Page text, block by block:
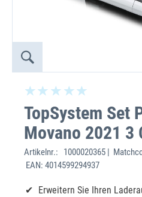
TopSystem Set
Movano 2021 3
Artikelnr.:
1000020365 |
EAN: 4014599294937
Erweitern Sie Ihren